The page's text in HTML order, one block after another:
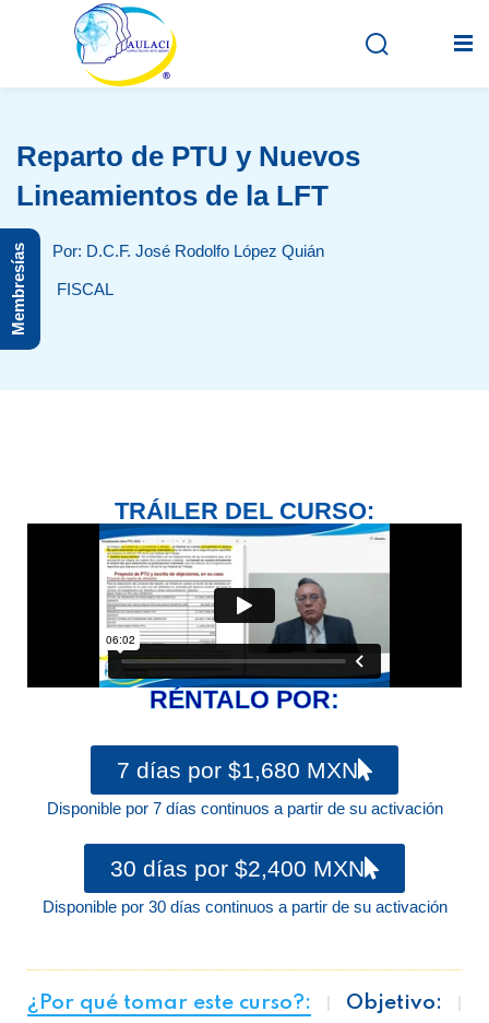
Inicio
En vivo
Grabados
Reparto de PTU y Nuevos
Lineamientos de la LFT
Por: D.C.F. José Rodolfo López Quián
FISCAL
TRÁILER DEL CURSO:
RÉNTALO POR:
7 días por $1,680 MXN
Disponible por 7 días continuos a partir de su activación
30 días por $2,400 MXN
Disponible por 30 días continuos a partir de su activación
¿Por qué tomar este curso?:
Objetivo:
Membresías